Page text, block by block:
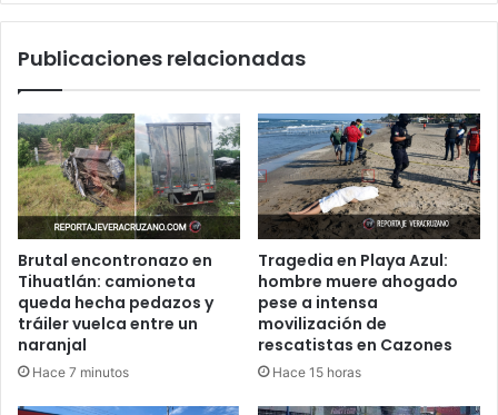
balazos
un
desatan
operativo
policiaco
Publicaciones relacionadas
Brutal encontronazo en
Tihuatlán: camioneta
queda hecha pedazos y
tráiler vuelca entre un
naranjal
Hace 7 minutos
Tragedia en Playa Azul:
hombre muere ahogado
pese a intensa
movilización de
rescatistas en Cazones
Hace 15 horas